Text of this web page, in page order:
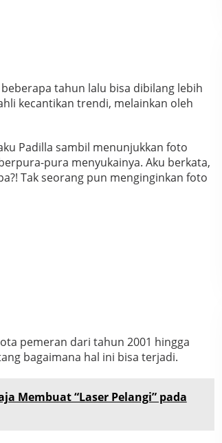
tahun lalu bisa dibilang lebih
kecantikan trendi, melainkan oleh
Padilla sambil menunjukkan foto
pura menyukainya. Aku berkata,
Tak seorang pun menginginkan foto
pemeran dari tahun 2001 hingga
bagaimana hal ini bisa terjadi.
Membuat “Laser Pelangi” pada